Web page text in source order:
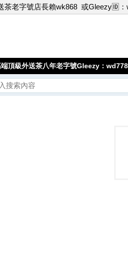
茶老字號店長賴wk868 或Gleezy🆔
頂級外送茶八年老字號Gleezy：wd778